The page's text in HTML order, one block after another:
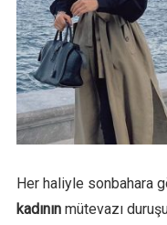
Her haliyle sonbahara
kadınınmütevazı